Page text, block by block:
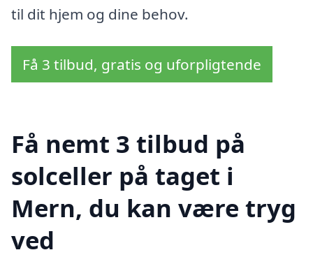
til dit hjem og dine behov.
Få 3 tilbud, gratis og uforpligtende
Få nemt 3 tilbud på
solceller på taget i
Mern, du kan være tryg
ved